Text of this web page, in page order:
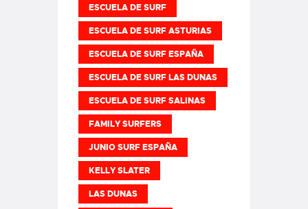
ESCUELA DE SURF
ESCUELA DE SURF ASTURIAS
ESCUELA DE SURF ESPAÑA
ESCUELA DE SURF LAS DUNAS
ESCUELA DE SURF SALINAS
FAMILY SURFERS
JUNIO SURF ESPAÑA
KELLY SLATER
LAS DUNAS